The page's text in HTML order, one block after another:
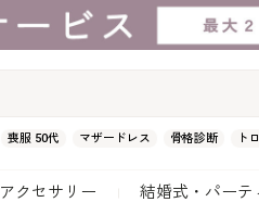
喪服 50代 マザードレス 骨格診断 ト
アクセサリー 結婚式・パーテ